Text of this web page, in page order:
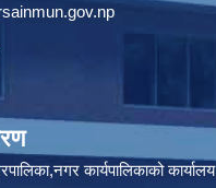
कार्यपालिकाको कार्यालय